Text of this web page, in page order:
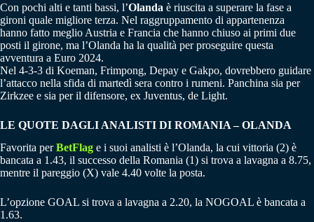
Con pochi alti e tanti bassi, l’Olanda è riuscita a superare la fase a
gironi quale migliore terza. Nel raggruppamento di appartenenza
hanno fatto meglio Austria e Francia che hanno chiuso ai primi due
posti il girone, ma l’Olanda ha la qualità per proseguire questa
avventura a Euro 2024.
Nel 4-3-3 di Koeman, Frimpong, Depay e Gakpo, dovrebbero guidare
l’attacco nella sfida di martedì sera contro i rumeni. Panchina sia per
Zirkzee e sia per il difensore, ex Juventus, de Light.
LE QUOTE DAGLI ANALISTI DI ROMANIA – OLANDA
Favorita perBetFlag e i suoi analisti è l’Olanda, la cui vittoria (2) è
bancata a 1.43, il successo della Romania (1) si trova a lavagna a 8.75,
mentre il pareggio (X) vale 4.40 volte la posta.
L’opzione GOAL si trova a lavagna a 2.20, la NOGOAL è bancata a
1.63.